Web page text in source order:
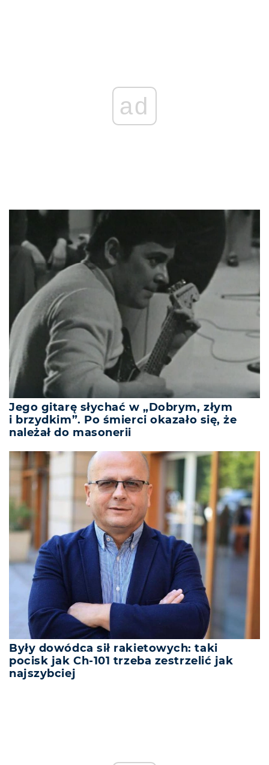
ad
Jego gitarę słychać w „Dobrym, złym
i brzydkim”. Po śmierci okazało się, że
należał do masonerii
Były dowódca sił rakietowych: taki
pocisk jak Ch-101 trzeba zestrzelić jak
najszybciej